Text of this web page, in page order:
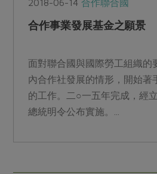
2018-06-14合作聯合國
合作事業發展基金之願景
面對聯合國與國際勞工組織的
內合作社發展的情形，開始著
的工作。二○一五年完成，經
總統明令公布實施。...